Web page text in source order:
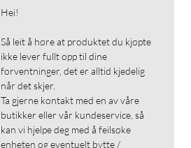
Hei!
Så leit å høre at produktet du kjøpte
ikke lever fullt opp til dine
forventninger, det er alltid kjedelig
når det skjer.
Ta gjerne kontakt med en av våre
butikker eller vår kundeservice, så
kan vi hjelpe deg med å feilsøke
enheten og eventuelt bytte /